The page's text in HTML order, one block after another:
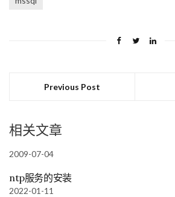
Previous Post
相关文章
2009-07-04
ntp服务的安装
2022-01-11